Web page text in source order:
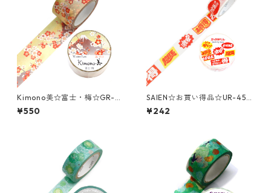
Kimono美☆富士・梅☆GR-2
070☆金箔☆マスキングテー
プ☆25mm
¥550
SAIEN☆お買い得品☆UR-455
5☆マスキングテープ
¥242